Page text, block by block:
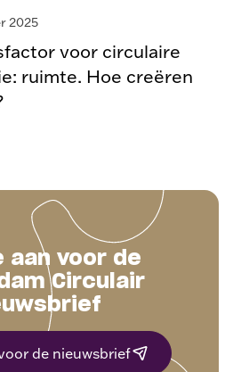
2025
voor circulaire
ruimte. Hoe creëren
aan voor de
Circulair
de nieuwsbrief